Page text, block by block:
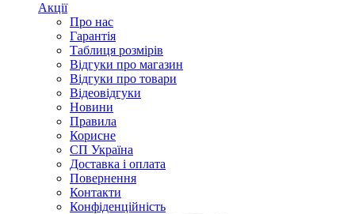
Акції
Про нас
Гарантія
Таблиця розмірів
Відгуки про магазин
Відгуки про товари
Відеовідгуки
Новини
Правила
Корисне
СП Україна
Доставка і оплата
Повернення
Контакти
Конфіденційність